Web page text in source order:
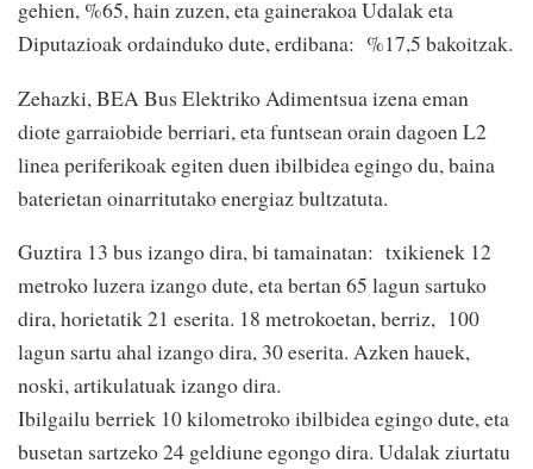
gehien, %65, hain zuzen, eta gainerakoa Udalak eta
Diputazioak ordainduko dute, erdibana: %17,5 bakoitzak.
Zehazki, BEA Bus Elektriko Adimentsua izena eman
diote garraiobide berriari, eta funtsean orain dagoen L2
linea periferikoak egiten duen ibilbidea egingo du, baina
baterietan oinarritutako energiaz bultzatuta.
Guztira 13 bus izango dira, bi tamainatan: txikienek 12
metroko luzera izango dute, eta bertan 65 lagun sartuko
dira, horietatik 21 eserita. 18 metrokoetan, berriz, 100
lagun sartu ahal izango dira, 30 eserita. Azken hauek,
noski, artikulatuak izango dira.
Ibilgailu berriek 10 kilometroko ibilbidea egingo dute, eta
busetan sartzeko 24 geldiune egongo dira. Udalak ziurtatu